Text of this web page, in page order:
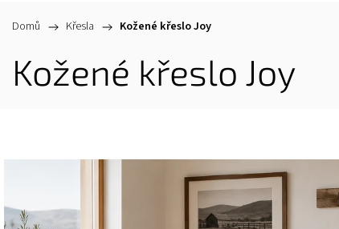
Domů / Křesla / Kožené křeslo Joy
Kožené křeslo Joy